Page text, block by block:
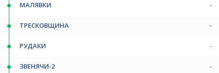
МАЛЯВКИ -
ТРЕСКОВЩИНА -
РУДАКИ -
ЗВЕНЯЧИ-2 -